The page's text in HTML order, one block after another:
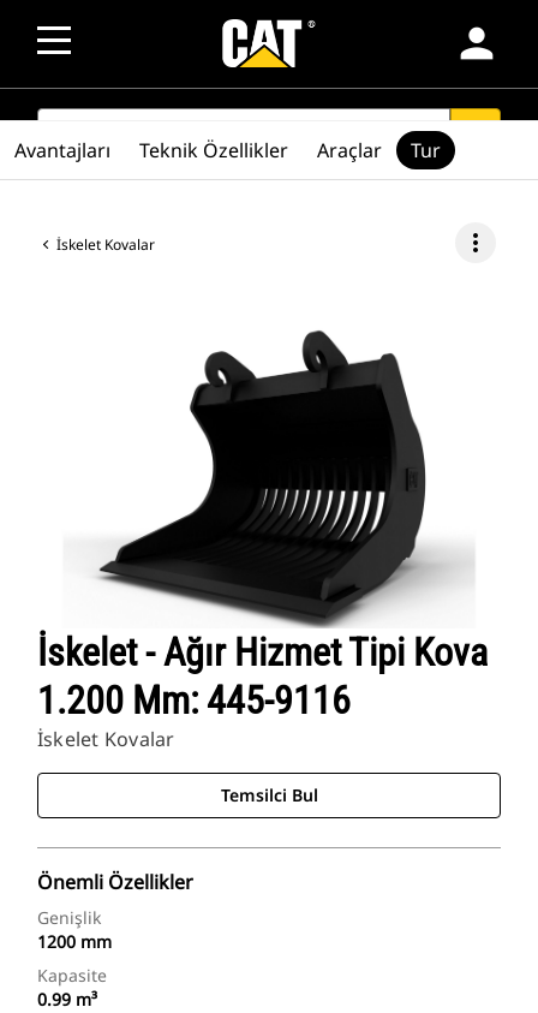
person
SEARCH
İskelet Kovalar more_vert
İskelet - Ağır Hizmet Tipi Kova
1.200 Mm: 445-9116
İskelet Kovalar
Temsilci Bul
Önemli Özellikler
Genişlik
1200 mm
Kapasite
0.99 m³
Avantajları Teknik Özellikler Araçlar Tur